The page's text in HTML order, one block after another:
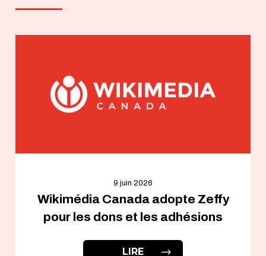
9 juin 2026
Wikimédia Canada adopte Zeffy
pour les dons et les adhésions
LIRE